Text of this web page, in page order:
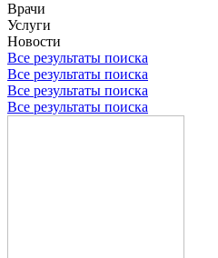
Врачи
Услуги
Новости
Все результаты поиска
Все результаты поиска
Все результаты поиска
Все результаты поиска